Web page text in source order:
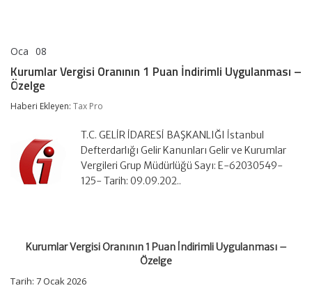
Oca 08
Oranının
İndirimli
Özelge
Kurumlar Vergisi Oranının 1 Puan İndirimli Uygulanması –
Özelge
Haberi Ekleyen: Tax Pro
T.C. GELİR İDARESİ BAŞKANLIĞI İstanbul
Defterdarlığı Gelir Kanunları Gelir ve Kurumlar
Vergileri Grup Müdürlüğü Sayı: E-62030549-
125- Tarih: 09.09.202..
Kurumlar Vergisi Oranının 1 Puan İndirimli Uygulanması –
Özelge
Tarih: 7 Ocak 2026